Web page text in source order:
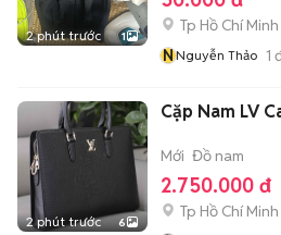
2 phút trước 1
Tp Hồ Chí Minh
NNguyễn Thảo 1
2 phút trước 6
Cặp Nam LV
Mới Đồ nam
2.750.000 đ
Tp Hồ Chí Minh